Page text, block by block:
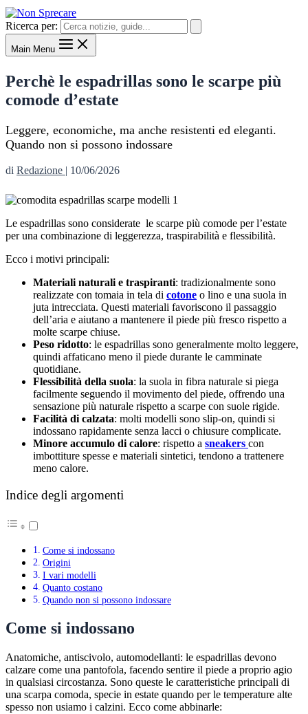
Ricerca per:
Main Menu
Perchè le espadrillas sono le scarpe più
comode d’estate
Leggere, economiche, ma anche resistenti ed eleganti.
Quando non si possono indossare
di Redazione | 10/06/2026
Le espadrillas sono considerate le scarpe più comode per l’estate
per una combinazione di leggerezza, traspirabilità e flessibilità.
Ecco i motivi principali:
Materiali naturali e traspiranti: tradizionalmente sono
realizzate con tomaia in tela di cotone o lino e una suola in
juta intrecciata. Questi materiali favoriscono il passaggio
dell’aria e aiutano a mantenere il piede più fresco rispetto a
molte scarpe chiuse.
Peso ridotto: le espadrillas sono generalmente molto leggere,
quindi affaticano meno il piede durante le camminate
quotidiane.
Flessibilità della suola: la suola in fibra naturale si piega
facilmente seguendo il movimento del piede, offrendo una
sensazione più naturale rispetto a scarpe con suole rigide.
Facilità di calzata: molti modelli sono slip-on, quindi si
indossano rapidamente senza lacci o chiusure complicate.
Minore accumulo di calore: rispetto a sneakers con
imbottiture spesse e materiali sintetici, tendono a trattenere
meno calore.
Indice degli argomenti
Come si indossano
Origini
I vari modelli
Quanto costano
Quando non si possono indossare
Come si indossano
Anatomiche, antiscivolo, automodellanti: le espadrillas devono
calzare come una pantofola, facendo sentire il piede a proprio agio
in qualsiasi circostanza. Sono queste le caratteristiche principali di
una scarpa comoda, specie in estate quando per le temperature alte
spesso non usiamo i calzini. Ecco come abbinarle: